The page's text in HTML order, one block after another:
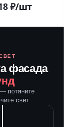
₽/шт
фасада
потяните
свет